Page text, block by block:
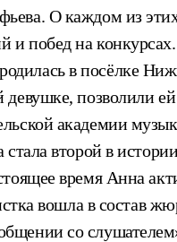
О каждом из
и побед на конкурсах.
в посёлке
позволили
академии
второй в
время Анна
вошла в состав
со